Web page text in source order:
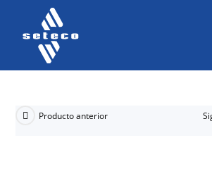
Producto anterior